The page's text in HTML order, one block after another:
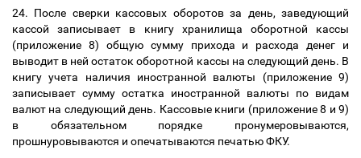
24. После сверки кассовых оборотов за день, заведующий
кассой записывает в книгу хранилища оборотной кассы
(приложение 8) общую сумму прихода и расхода денег и
выводит в ней остаток оборотной кассы на следующий день. В
книгу учета наличия иностранной валюты (приложение 9)
записывает сумму остатка иностранной валюты по видам
валют на следующий день. Кассовые книги (приложение 8 и 9)
в обязательном порядке пронумеровываются,
прошнуровываются и опечатываются печатью ФКУ.